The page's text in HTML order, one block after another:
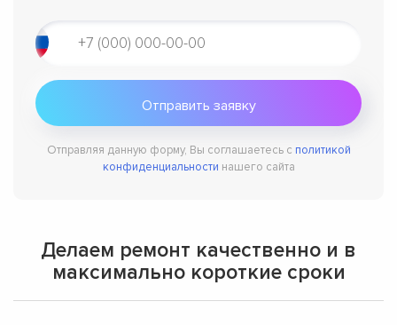
Отправляя данную форму, Вы соглашаетесь с политикой
конфиденциальности нашего сайта
Делаем ремонт качественно и в
максимально короткие сроки